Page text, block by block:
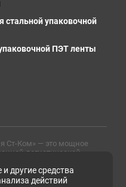
упаковочной
ПЭТ ленты
Ст-Ком» — это мощное
логистической
Предлагаем
типов и размеров с
другие средства
действий